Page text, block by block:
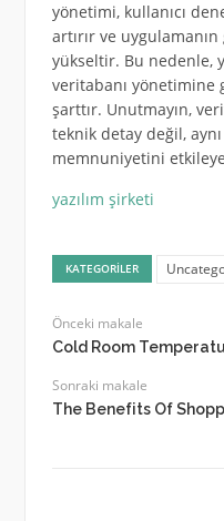
yönetimi, kullanıcı
artırır ve
yükseltir. Bu nedenle,
veritabanı yönetimine
şarttır. Unutmayın,
teknik detay değil, aynı
memnuniyetini
yazılım şirketi
KATEGORILER
Önceki makale
Cold Room
Sonraki makale
The Benefits Of